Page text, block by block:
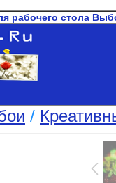
рабочего стола
/